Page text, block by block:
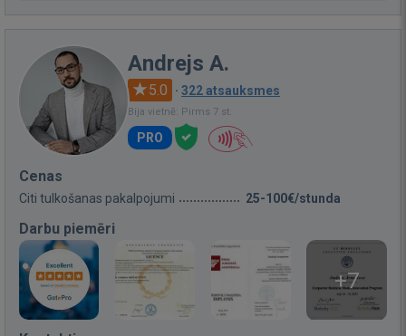
Andrejs A.
5.0 · 322 atsauksmes
Bija vietnē: Pirms 7 st.
PRO
Cenas
Citi tulkošanas pakalpojumi 25-100€/stunda
Darbu piemēri
+7